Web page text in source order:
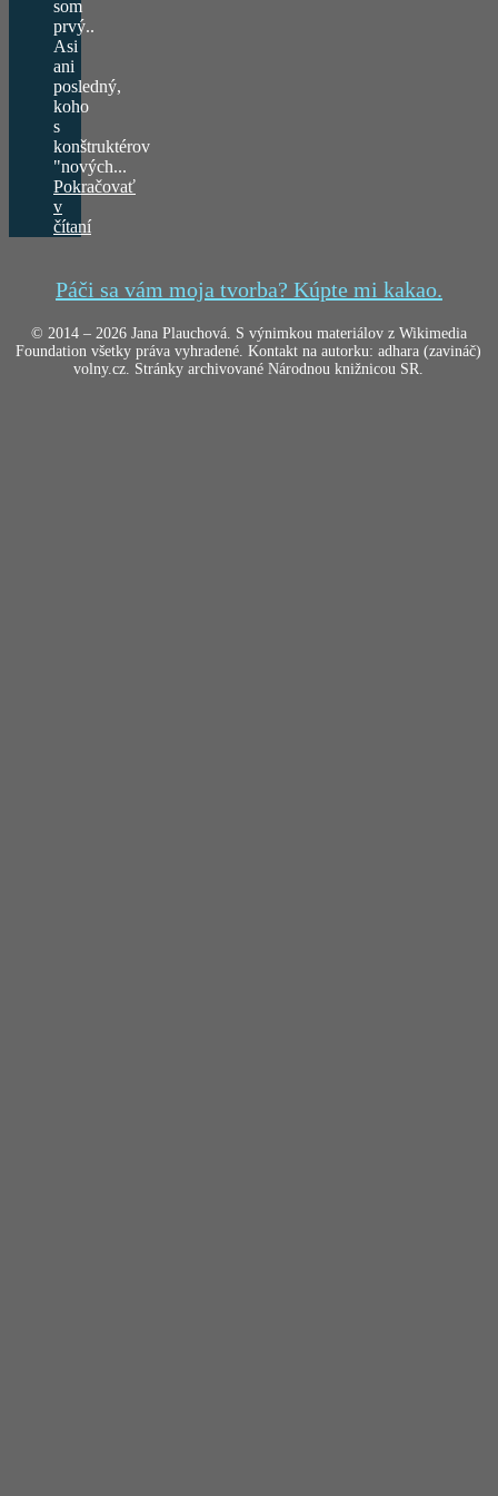
som
prvý..
Asi
ani
posledný,
koho
s
konštruktérov
"nových...
Pokračovať
v
čítaní
Páči sa vám moja tvorba? Kúpte mi kakao.
© 2014 – 2026 Jana Plauchová. S výnimkou materiálov z Wikimedia
Foundation všetky práva vyhradené. Kontakt na autorku: adhara (zavináč)
volny.cz. Stránky archivované Národnou knižnicou SR.